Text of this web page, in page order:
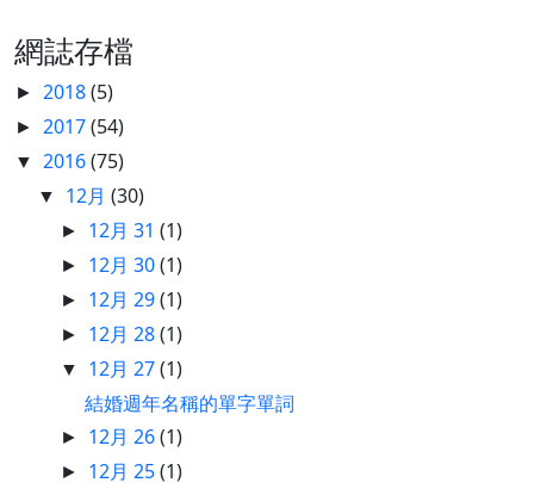
網誌存檔
► 2018(5)
► 2017(54)
▼ 2016(75)
▼ 12月(30)
► 12月 31(1)
► 12月 30(1)
► 12月 29(1)
► 12月 28(1)
▼ 12月 27(1)
結婚週年名稱的單字單詞
► 12月 26(1)
► 12月 25(1)